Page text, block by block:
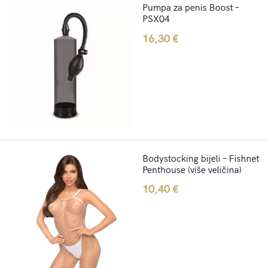
Pumpa za penis Boost –
PSX04
16,30€
Bodystocking bijeli – Fishnet
Penthouse (više veličina)
10,40€